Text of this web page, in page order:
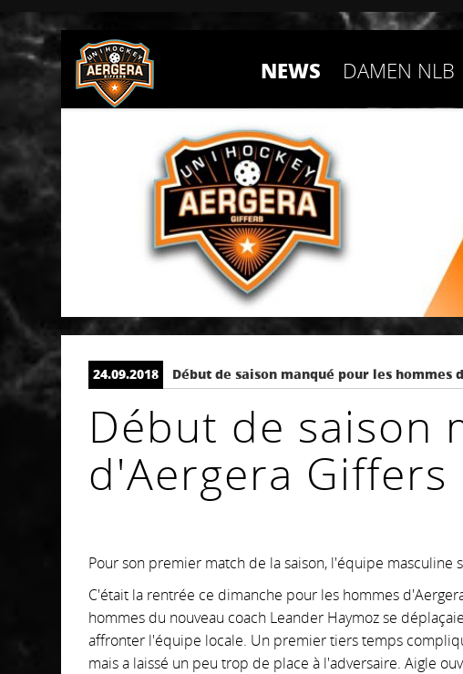
NEWS DAMEN NLB
24.09.2018 Début de saison manqué pour les hommes
Début de saison
d'Aergera Giffers
Pour son premier match de la saison, l'équipe masculine
C'était la rentrée ce dimanche pour les hommes
hommes du nouveau coach Leander Haymoz se
affronter l'équipe locale. Un premier tiers temps
mais a laissé un peu trop de place à l'adversaire. Aigle